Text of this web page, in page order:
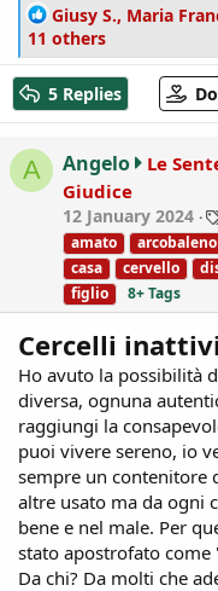
R
e
a
c
t
i
n
Giusy S., Maria
11 others
5 Replies
A Angelo
Le
Giudice
12 January 2024
amato
arcobaleno
casa
cervello
figlio
8+ Tags
Cercelli inattivi
Ho avuto la possibilità
diversa, ognuna
raggiungi la
puoi vivere sereno, io
sempre un contenitore
altre usato ma da ogni
bene e nel male. Per
stato apostrofato come
Da chi? Da molti che